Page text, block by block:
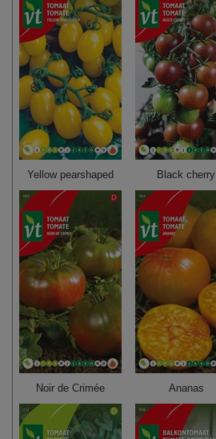
Yellow pearshaped Black cherry
Noir de Crimée Ananas